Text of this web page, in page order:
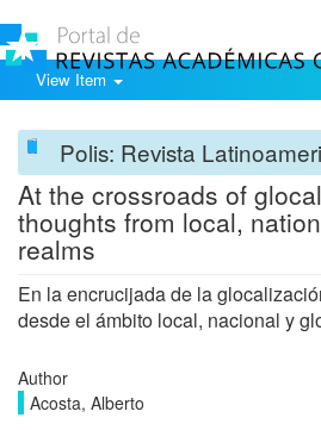
View Item
Polis: Revista
At the crossroads of
thoughts from local,
realms
En la encrucijada de la
desde el ámbito local, nacional y
Author
Acosta, Alberto